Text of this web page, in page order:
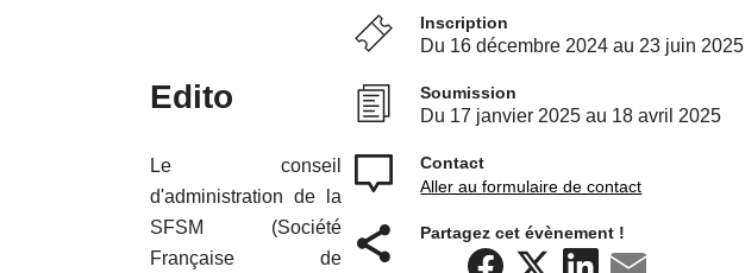
Edito
Le conseil
d'administration de la
SFSM (Société
Française de
Inscription
Du 16 décembre 2024 au 23 juin 2025
Soumission
Du 17 janvier 2025 au 18 avril 2025
Contact
Aller au formulaire de contact
Partagez cet évènement !